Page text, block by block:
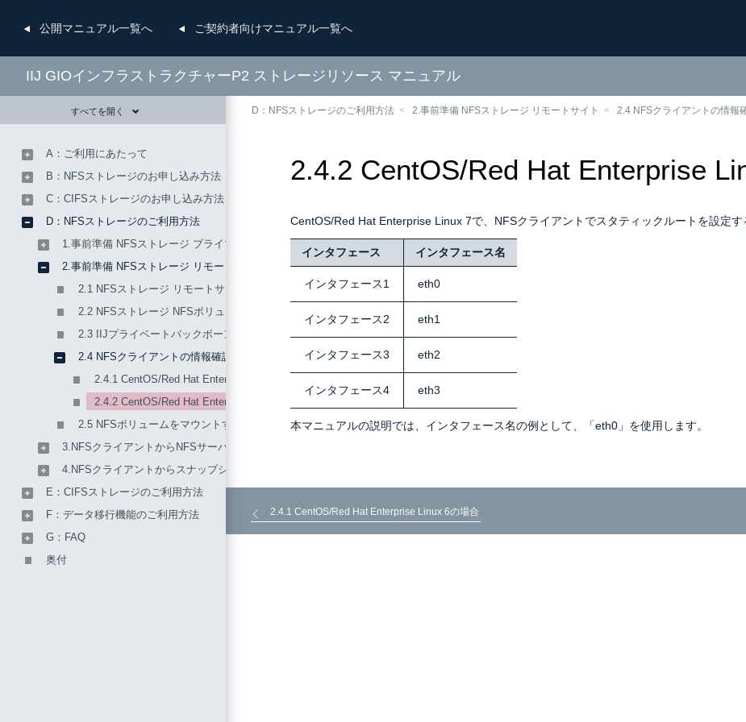
公開マニュアル一覧へ ご契約者向けマニュアル一覧へ
IIJ GIOインフラストラクチャーP2 ストレージリソース マニュアル
D：NFSストレージのご利用方法 2.事前準備 NFSストレージ リモートサイト 2.4 NFSクライアントの情報
2.4.2 CentOS/Red Hat Enterprise
CentOS/Red Hat Enterprise Linux 7で、NFSクライアントでスタティックルートを設定す
インタフェース インタフェース名
インタフェース1 eth0
インタフェース2 eth1
インタフェース3 eth2
インタフェース4 eth3
本マニュアルの説明では、インタフェース名の例として、「eth0」を使用します。
2.4.1 CentOS/Red Hat Enterprise Linux 6の場合
すべてを開く
A：ご利用にあたって
B：NFSストレージのお申し込み方法
C：CIFSストレージのお申し込み方法
D：NFSストレージのご利用方法
1.事前準備 NFSストレージ プライマリサイト
2.事前準備 NFSストレージ リモートサイト
2.1 NFSストレージ リモートサイトNFSサーバの情報確認
2.2 NFSストレージ NFSボリュームの情報確認
2.3 IIJプライベートバックボーンサービスの情報確認
2.4 NFSクライアントの情報確認
2.4.1 CentOS/Red Hat Enterprise Linux 6の場合
2.4.2 CentOS/Red Hat Enterprise Linux 7の場合
2.5 NFSボリュームをマウントするディレクトリの決定
3.NFSクライアントからNFSサーバを利用する方法
4.NFSクライアントからスナップショット機能を利用する方法
E：CIFSストレージのご利用方法
F：データ移行機能のご利用方法
G：FAQ
奥付